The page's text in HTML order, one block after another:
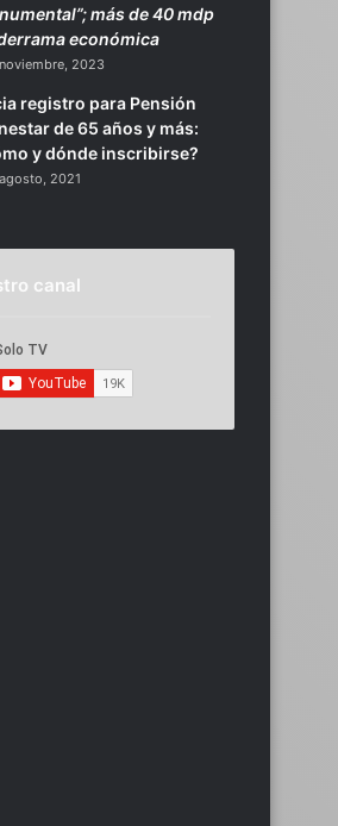
más de 40 mdp
económica
2023
registro para Pensión
de 65 años y más:
y dónde inscribirse?
2021
canal